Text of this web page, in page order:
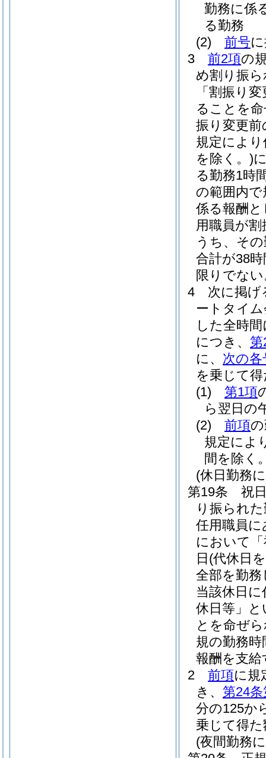
勤務に係
る勤務
(2)
前号
3
前2項の
め割り振
「割振り
ることを
振り変更
規定によ
を除く。)
る勤務1時
の範囲内
係る報酬
用職員が
うち、そ
合計が38
限りでな
4
次に掲げ
ートタイ
した全時
につき、 第
に、 次の各
を乗じて
(1)
第1項
ら翌日の
(2)
前項
規定によ
間を除く
(休日勤務
第19条
祝
り振られ
任用職員
において
日 (代休日
全部を勤
当該休日
休日等」と
とを命ぜ
規の勤務
報酬を支給
2
前項に規
き、 第24
分の125か
乗じて得
(夜間勤務